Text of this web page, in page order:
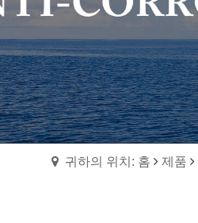
귀하의 위치: 홈 제품